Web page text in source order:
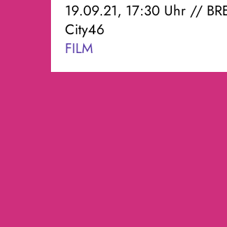
19.09.21, 17:30 Uhr //
City46
FILM